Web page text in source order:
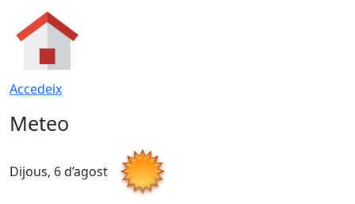
Accedeix
Meteo
Dijous, 6 d’agost